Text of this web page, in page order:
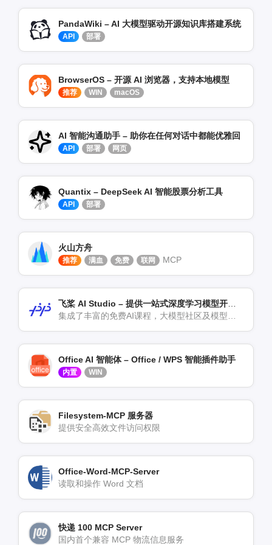
PandaWiki – AI 大模型驱动开源知识库搭建系统
API 部署
BrowserOS – 开源 AI 浏览器，支持本地模型
推荐 WIN macOS
AI 智能沟通助手 – 助你在任何对话中都能优雅回
API 部署 网页
Quantix – DeepSeek AI 智能股票分析工具
API 部署
火山方舟
推荐 满血 免费 联网 MCP
Office AI 智能体 – Office / WPS 智能插件助手
内置 WIN
Filesystem-MCP 服务器
提供安全高效文件访问权限
Office-Word-MCP-Server
读取和操作 Word 文档
快递 100 MCP Server
国内首个兼容 MCP 物流信息服务